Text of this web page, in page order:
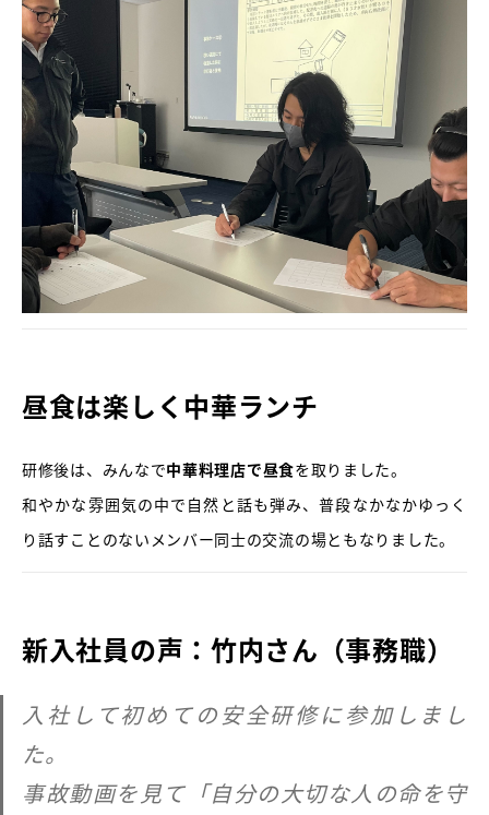
昼食は楽しく中華ランチ
研修後は、みんなで中華料理店で昼食を取りました。
和やかな雰囲気の中で自然と話も弾み、普段なかなかゆっく
り話すことのないメンバー同士の交流の場ともなりました。
新入社員の声：竹内さん（事務職）
入社して初めての安全研修に参加しまし
た。
事故動画を見て「自分の大切な人の命を守